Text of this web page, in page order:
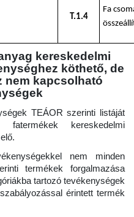
T.1.4
Fa
kereskedelmi
köthető, de
nem kapcsolható
TEÁOR szerinti listáját
kereskedelmi
nem minden
termékek forgalmazása
tartozó tevékenységek
érintett termék